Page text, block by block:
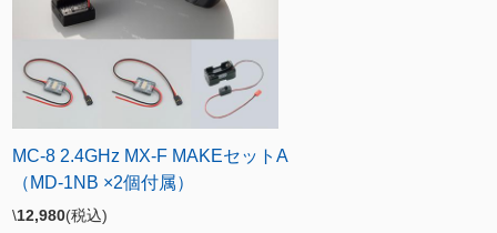
MC-8 2.4GHz MX-F MAKEセットA
（MD-1NB ×2個付属）
\12,980(税込)